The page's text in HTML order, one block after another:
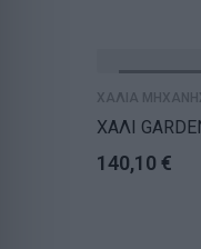
ΧΑΛΙΑ
ΧΑΛΙ
140,10 €